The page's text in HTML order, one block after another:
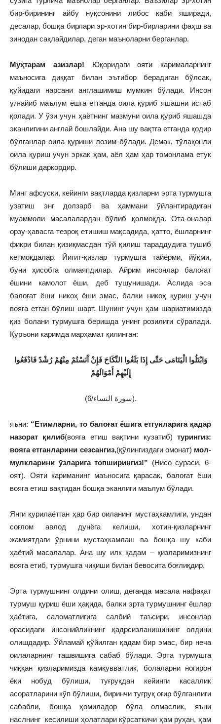
бир-бирининг айбу нуқсонини либос каби яширади,
десалар, бошқа бирлари эр-хотин бир-бирларини фаҳш ва
зинодан сақлайдилар, деган маъноларни берганлар.
Муҳтарам азизлар! Юқоридаги ояти карималарнинг
маъносига диққат билан эътибор берадиган бўлсак,
қуйидаги нарсани англашимиш мумкин бўлади. Инсон
улғайиб маълум ёшга етганда оила қуриб яшашни истаб
қолади. У ўзи учун ҳаётнинг мазмуни оила қуриб яшашда
эканлигини англай бошлайди. Ана шу вақтга етганда қодир
бўлганлар оила қуриши лозим бўлади. Демак, тўлақонли
оила қуриш учун эркак ҳам, аёл ҳам ҳар томонлама етук
бўлиши даркордир.
Минг афсуски, кейинги вақтларда қизларни эрта турмушга
узатиш энг долзарб ва ҳаммани ўйлантирадиган
муаммоли масалалардан бўлиб қолмоқда. Ота-оналар
орзу-ҳавасга тезроқ етишиш мақсадида, ҳатто, ёшларнинг
фикри билан қизиқмасдан тўй қилиш тараддудига тушиб
кетмоқдалар. Йигит-қизлар турмушга тайёрми, йўқми,
буни ҳисобга олмаяпдилар. Айрим инсонлар балоғат
ёшини камолот ёши, деб тушунишади. Аслида эса
балоғат ёши никоҳ ёши эмас, балки никоҳ қуриш учун
вояга етган бўлиш шарт. Шунинг учун ҳам шариатимизда
қиз болани турмушга беришда унинг розилиги сўралади.
Қуръони каримда марҳамат қилинган:
وَابْتَلُوا الْيَتَامَى حَتَّى إِذَا بَلَغُوا النِّكَاحَ فَإِنْ آَنَسْتُمْ مِنْهُمْ رُشْدً فَادْفَعُوا
إِلَيْهِمْ أَمْوَالَهُمْ
(سورة النساء/6).
яъни: “Етимларни, то балоғат ёшига етгунларига қадар
назорат қилиб(вояга етиш вақтини кузатиб)турингиз:
вояга етганларини сезсангиз,(қўлингиздаги омонат) мол-
мулкларини ўзларига топширингиз!” (Нисо сураси, 6-
оят). Ояти кариманинг маъносига қарасак, балоғат ёши
вояга етиш вақтидан бошқа эканлиги маълум бўлади.
Янги қурилаётган ҳар бир оиланинг мустаҳкамлиги, ундан
соғлом авлод дунёга келиши, хотин-қизларнинг
жамиятдаги ўрнини мустаҳкамлаш ва бошқа шу каби
ҳаётий масалалар. Ана шу илк қадам – қизларимизнинг
вояга етиб, турмушга чиқиши билан бевосита боғлиқдир.
Эрта турмушнинг олдини олиш, деганда масала нафақат
турмуш қуриш ёши ҳақида, балки эрта турмушнинг ёшлар
ҳаётига, саломатлигига салбий таъсири, инсонлар
орасидаги инсонийликнинг қадрсизланишининг олдини
олишдадир. Ўйламай қўйилган қадам бир эмас, бир неча
оилаларнинг ташвишига сабаб бўлади. Эрта турмушга
чиққан қизларимизда камқувватлик, болаларни ногирон
ёки нобуд бўлиши, туғруқдан кейинги касаллик
асоратларини кўп бўлиши, биринчи туғруқ оғир бўлганлиги
сабабли, бошқа ҳомиладор бўла олмаслик, яъни
наслнинг кесилиши ҳолатлари кўрсаткичи ҳам руҳан, ҳам